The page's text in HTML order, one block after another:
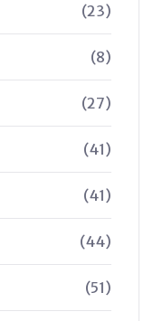
(23)
(8)
(27)
(41)
(41)
(44)
(51)